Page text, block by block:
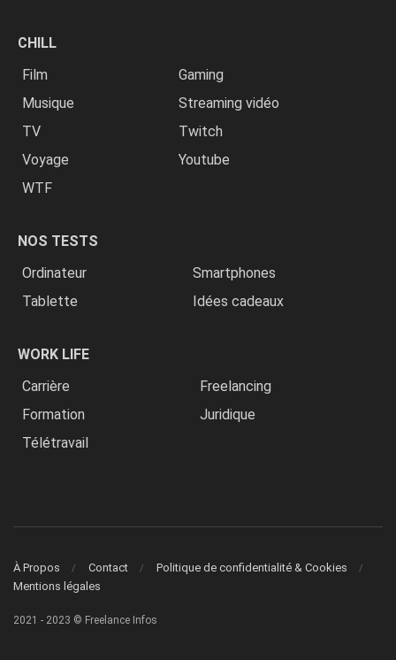
CHILL
Film
Gaming
Musique
Streaming vidéo
TV
Twitch
Voyage
Youtube
WTF
NOS TESTS
Ordinateur
Smartphones
Tablette
Idées cadeaux
WORK LIFE
Carrière
Freelancing
Formation
Juridique
Télétravail
À Propos Contact
Politique de confidentialité & Cookies
Mentions légales
2021 - 2023 © Freelance Infos